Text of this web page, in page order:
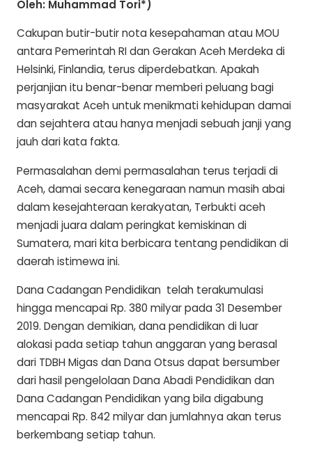
Oleh: Muhammad Tori*)
Cakupan butir-butir nota kesepahaman atau MOU
antara Pemerintah RI dan Gerakan Aceh Merdeka di
Helsinki, Finlandia, terus diperdebatkan. Apakah
perjanjian itu benar-benar memberi peluang bagi
masyarakat Aceh untuk menikmati kehidupan damai
dan sejahtera atau hanya menjadi sebuah janji yang
jauh dari kata fakta.
Permasalahan demi permasalahan terus terjadi di
Aceh, damai secara kenegaraan namun masih abai
dalam kesejahteraan kerakyatan, Terbukti aceh
menjadi juara dalam peringkat kemiskinan di
Sumatera, mari kita berbicara tentang pendidikan di
daerah istimewa ini.
Dana Cadangan Pendidikan telah terakumulasi
hingga mencapai Rp. 380 milyar pada 31 Desember
2019. Dengan demikian, dana pendidikan di luar
alokasi pada setiap tahun anggaran yang berasal
dari TDBH Migas dan Dana Otsus dapat bersumber
dari hasil pengelolaan Dana Abadi Pendidikan dan
Dana Cadangan Pendidikan yang bila digabung
mencapai Rp. 842 milyar dan jumlahnya akan terus
berkembang setiap tahun.